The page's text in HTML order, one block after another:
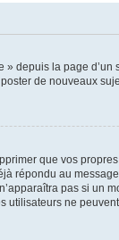
depuis la page
poster de nouveaux
que vos
répondu au
pas si
ne